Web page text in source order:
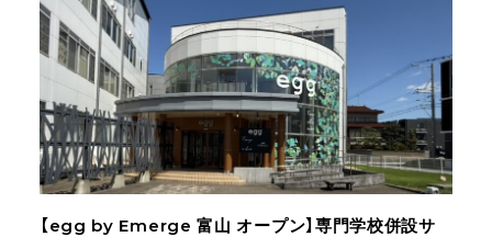
【egg by Emerge 富山 オープン】専門学校併設サ